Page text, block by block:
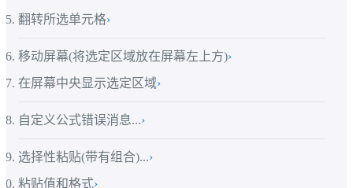
翻转所选单元格›
移动屏幕(将选定区域放在屏幕左上方)›
在屏幕中央显示选定区域›
自定义公式错误消息...›
选择性粘贴(带有组合)...›
粘贴值和格式›